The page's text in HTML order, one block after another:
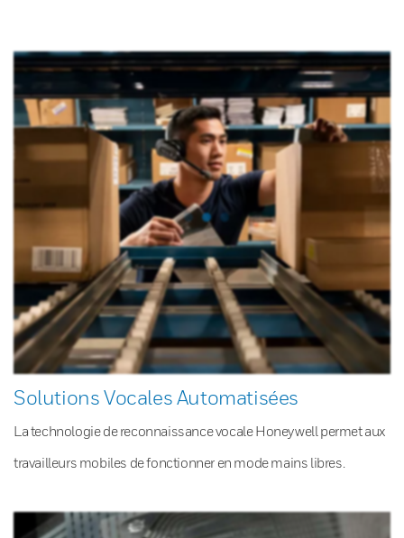
Solutions Vocales Automatisées
La technologie de reconnaissance vocale Honeywell permet aux
travailleurs mobiles de fonctionner en mode mains libres.